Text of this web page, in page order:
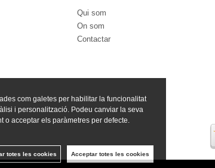
Qui som
On som
Contactar
com galetes per habilitar la funcionalitat
i personalització. Podeu canviar la seva
o acceptar els paràmetres per defecte.
totes les cookies Acceptar totes les cookies